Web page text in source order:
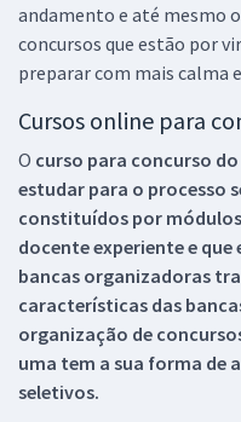
andamento e até mesmo
concursos que estão por
preparar com mais calma
Cursos online para
O curso para concurso
estudar para o processo
constituídos por
docente experiente e
bancas organizadoras
características das
organização de
uma tem a sua forma de
seletivos.